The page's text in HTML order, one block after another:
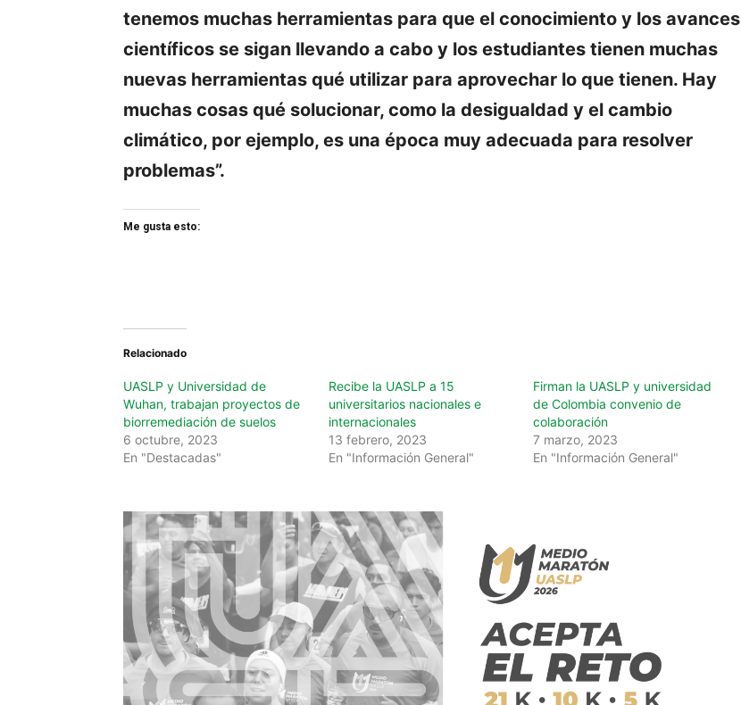
tenemos muchas herramientas para que el conocimiento y los avances
científicos se sigan llevando a cabo y los estudiantes tienen muchas
nuevas herramientas qué utilizar para aprovechar lo que tienen. Hay
muchas cosas qué solucionar, como la desigualdad y el cambio
climático, por ejemplo, es una época muy adecuada para resolver
problemas”.
Me gusta esto:
Relacionado
UASLP y Universidad de
Wuhan, trabajan proyectos de
biorremediación de suelos
6 octubre, 2023
En "Destacadas"
Recibe la UASLP a 15
universitarios nacionales e
internacionales
13 febrero, 2023
En "Información General"
Firman la UASLP y universidad
de Colombia convenio de
colaboración
7 marzo, 2023
En "Información General"